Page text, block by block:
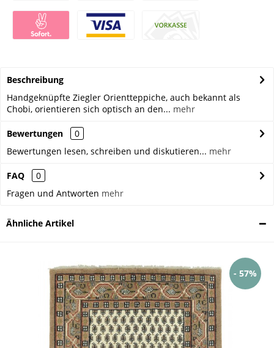
Beschreibung
Handgeknüpfte Ziegler Orientteppiche, auch bekannt als
Chobi, orientieren sich optisch an den... mehr
Bewertungen
0
Bewertungen lesen, schreiben und diskutieren... mehr
FAQ
0
Fragen und Antworten mehr
Ähnliche Artikel
- 57%